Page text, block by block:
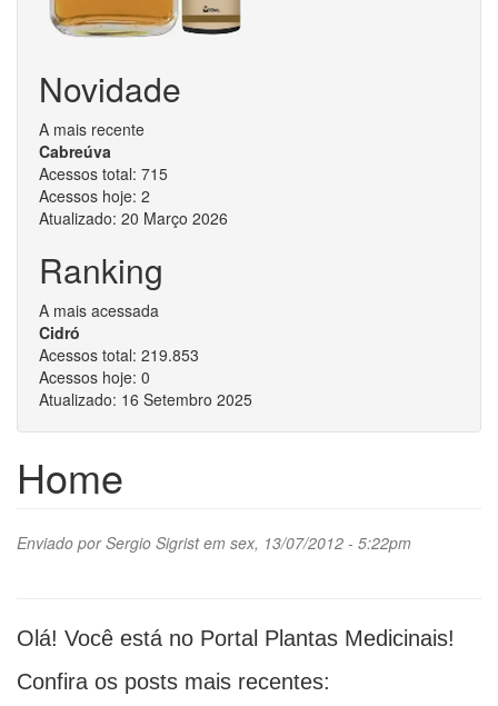
Novidade
A mais recente
Cabreúva
Acessos total: 715
Acessos hoje: 2
Atualizado: 20 Março 2026
Ranking
A mais acessada
Cidró
Acessos total: 219.853
Acessos hoje: 0
Atualizado: 16 Setembro 2025
Home
Enviado porSergio Sigristem sex, 13/07/2012 - 5:22pm
Olá! Você está no Portal Plantas Medicinais!
Confira os posts mais recentes: